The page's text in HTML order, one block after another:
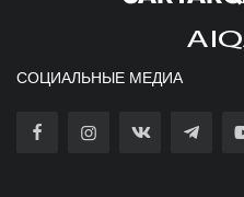
СОЦИАЛЬНЫЕ МЕДИА